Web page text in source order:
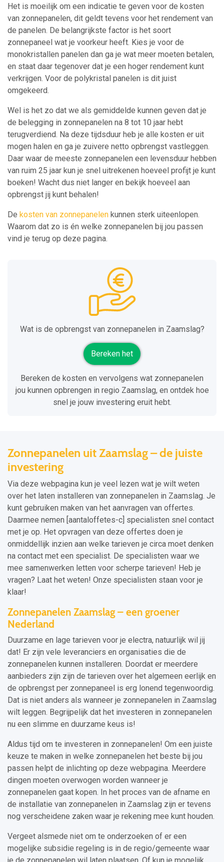
Het is moeilijk om een indicatie te geven voor de kosten
van zonnepanelen, dit geldt tevens voor het rendement van
de panelen. De belangrijkste factor is het soort
zonnepaneel wat je voorkeur heeft. Kies je voor de
monokristallen panelen dan ga je wat meer moeten betalen,
en staat daar tegenover dat je een hoger rendement kunt
verkrijgen. Voor de polykristal panelen is dit juist
omgekeerd.
Wel is het zo dat we als gemiddelde kunnen geven dat je
de belegging in zonnepanelen na 8 tot 10 jaar hebt
terugverdiend. Na deze tijdsduur heb je alle kosten er uit
mogen halen en ga je zuivere netto opbrengst vastleggen.
Daar waar de meeste zonnepanelen een levensduur hebben
van ruim 25 jaar kun je snel uitrekenen hoeveel profijt je kunt
boeken! Wacht dus niet langer en bekijk hoeveel aan
opbrengst jij kunt behalen!
De kosten van zonnepanelen kunnen sterk uiteenlopen.
Waarom dat zo is én welke zonnepanelen bij jou passen
vind je terug op deze pagina.
Wat is de opbrengst van zonnepanelen in Zaamslag?
Bereken het
Bereken de kosten en vervolgens wat zonnepanelen
jou kunnen opbrengen in regio Zaamslag, en ontdek hoe
snel je jouw investering eruit hebt.
Zonnepanelen uit Zaamslag – de juiste
investering
Via deze webpagina kun je veel lezen wat je wilt weten
over het laten installeren van zonnepanelen in Zaamslag. Je
kunt gebruiken maken van het aanvragen van offertes.
Daarmee nemen [aantaloffetes-c] specialisten snel contact
met je op. Het opvragen van deze offertes doen je
onmiddellijk inzien aan welke tarieven je circa moet denken
na contact met een specialist. De specialisten waar we
mee samenwerken letten voor scherpe tarieven! Heb je
vragen? Laat het weten! Onze specialisten staan voor je
klaar!
Zonnepanelen Zaamslag – een groener
Nederland
Duurzame en lage tarieven voor je electra, natuurlijk wil jij
dat! Er zijn vele leveranciers en organisaties die de
zonnepanelen kunnen installeren. Doordat er meerdere
aanbieders zijn zijn de tarieven over het algemeen eerlijk en
de opbrengst per zonnepaneel is erg lonend tegenwoordig.
Dat is niet anders als wanneer je zonnepanelen in Zaamslag
wilt leggen. Begrijpelijk dat het investeren in zonnepanelen
nu een slimme en duurzame keus is!
Aldus tijd om te investeren in zonnepanelen! Om een juiste
keuze te maken in welke zonnepanelen het beste bij jou
passen helpt de inlichting op deze webpagina. Meerdere
dingen moeten overwogen worden wanneer je
zonnepanelen gaat kopen. In het proces van de afname en
de installatie van zonnepanelen in Zaamslag zijn er tevens
nog verscheidene zaken waar je rekening mee kunt houden.
Vergeet alsmede niet om te onderzoeken of er een
mogelijke subsidie regeling is in de regio/gemeente waar